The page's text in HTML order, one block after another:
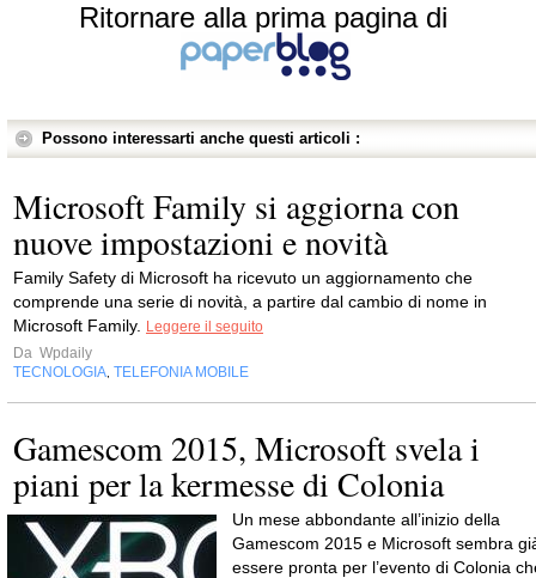
Ritornare alla prima pagina di
Possono interessarti anche questi articoli :
Microsoft Family si aggiorna con
nuove impostazioni e novità
Family Safety di Microsoft ha ricevuto un aggiornamento che
comprende una serie di novità, a partire dal cambio di nome in
Microsoft Family.
Leggere il seguito
Da Wpdaily
TECNOLOGIA TELEFONIA MOBILE
Gamescom 2015, Microsoft svela i
piani per la kermesse di Colonia
Un mese abbondante all’inizio della
Gamescom 2015 e Microsoft sembra
essere pronta per l’evento di Colonia